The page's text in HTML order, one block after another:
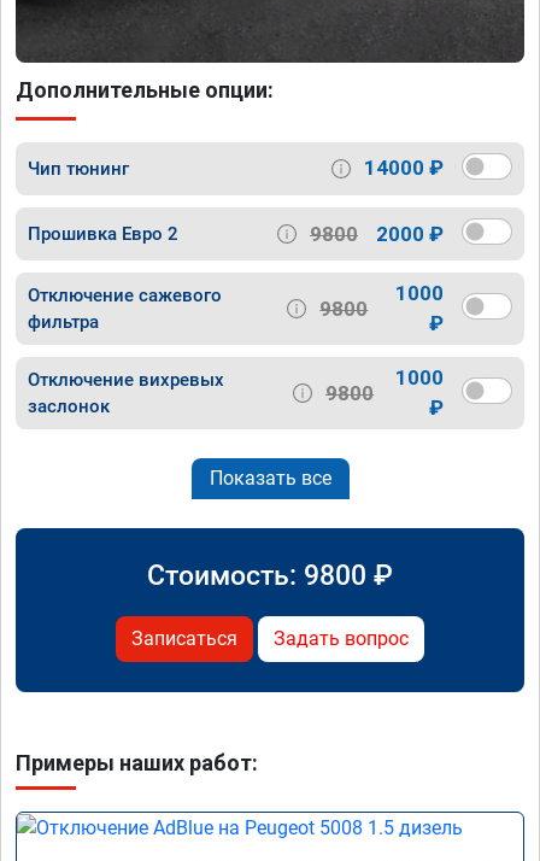
Дополнительные опции:
Чип тюнинг 14000 ₽
Прошивка Евро 2 9800 2000 ₽
Отключение сажевого
фильтра
9800
1000
₽
Отключение вихревых
заслонок
9800
1000
₽
Показать все
Стоимость: 9800 ₽
Записаться Задать вопрос
Примеры наших работ: